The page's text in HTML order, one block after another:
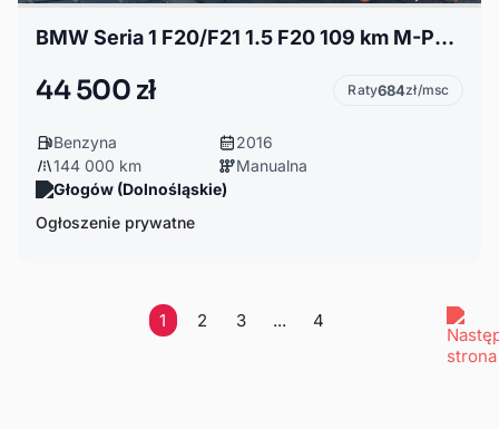
BMW Seria 1 F20/F21 1.5 F20 109 km M-Pakiet
44 500 zł Raty684zł/msc
Benzyna
2016
144 000 km
Manualna
Głogów (Dolnośląskie)
Ogłoszenie prywatne
1 2 3 ... 4